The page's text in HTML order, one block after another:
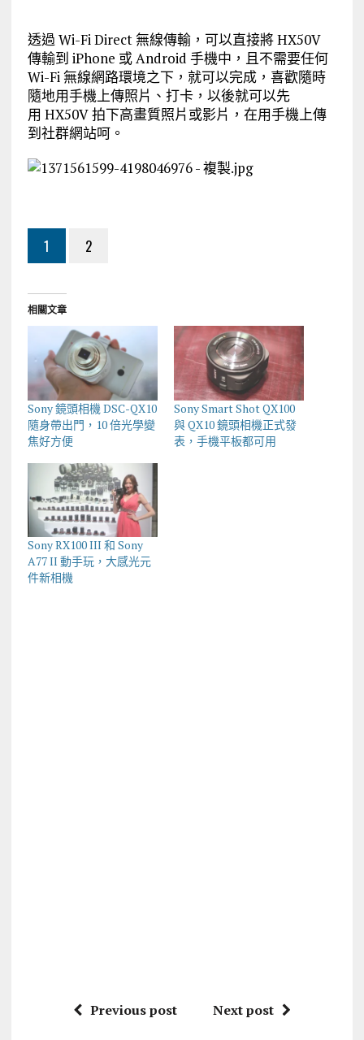
透過 Wi-Fi Direct 無線傳輸，可以直接將 HX50V
傳輸到 iPhone 或 Android 手機中，且不需要任何
Wi-Fi 無線網路環境之下，就可以完成，喜歡隨時
隨地用手機上傳照片、打卡，以後就可以先
用 HX50V 拍下高畫質照片或影片，在用手機上傳
到社群網站呵。
1 2
相關文章
Sony 鏡頭相機 DSC-QX10
隨身帶出門，10 倍光學變
焦好方便
Sony Smart Shot QX100
與 QX10 鏡頭相機正式發
表，手機平板都可用
Sony RX100 III 和 Sony
A77 II 動手玩，大感光元
件新相機
Previous post Next post